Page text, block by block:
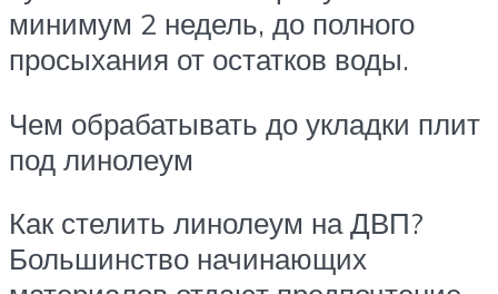
минимум 2 недель, до полного
просыхания от остатков воды.
Чем обрабатывать до укладки плит
под линолеум
Как стелить линолеум на ДВП?
Большинство начинающих